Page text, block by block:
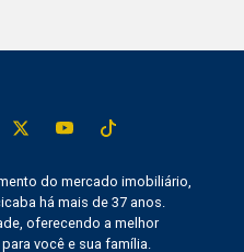
do mercado imobiliário,
há mais de 37 anos.
oferecendo a melhor
você e sua família.